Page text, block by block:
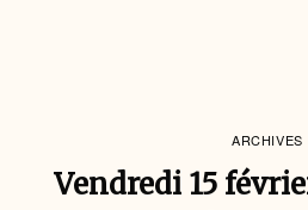
ARCHIVES
Vendredi 15